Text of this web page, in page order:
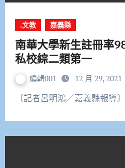
.文教 嘉義縣
南華大學新生註冊率
私校綜二類第一
編輯001 12 月 29, 2021
〔記者呂明鴻／嘉義縣報